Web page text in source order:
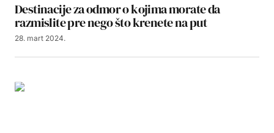
Destinacije za odmor o kojima morate da
razmislite pre nego što krenete na put
28. mart 2024.